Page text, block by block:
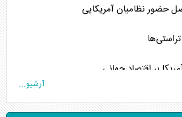
نظامیان آمریکایی
بر اقتصاد جهانی
و فروپاشی روایت دوگانه غرب
آرشیو...